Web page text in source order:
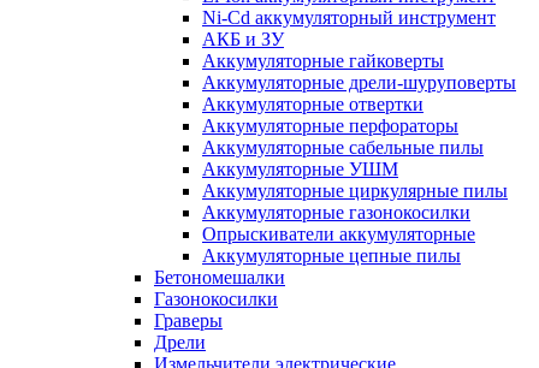
Ni-Cd аккумуляторный инструмент
АКБ и ЗУ
Аккумуляторные гайковерты
Аккумуляторные дрели-шуруповерты
Аккумуляторные отвертки
Аккумуляторные перфораторы
Аккумуляторные сабельные пилы
Аккумуляторные УШМ
Аккумуляторные циркулярные пилы
Аккумуляторные газонокосилки
Опрыскиватели аккумуляторные
Аккумуляторные цепные пилы
Бетономешалки
Газонокосилки
Граверы
Дрели
Измельчители электрические